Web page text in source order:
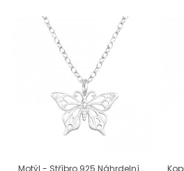
Motýl - Stříbro 925 Náhrdelníky bez kamenů A4S48661